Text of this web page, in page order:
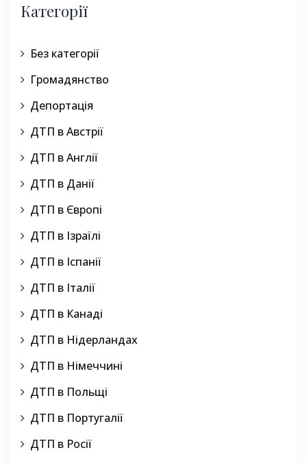
Категорії
Без категорії
Громадянство
Депортація
ДТП в Австрії
ДТП в Англії
ДТП в Данії
ДТП в Європі
ДТП в Ізраїлі
ДТП в Іспанії
ДТП в Італії
ДТП в Канаді
ДТП в Нідерландах
ДТП в Німеччині
ДТП в Польщі
ДТП в Португалії
ДТП в Росії